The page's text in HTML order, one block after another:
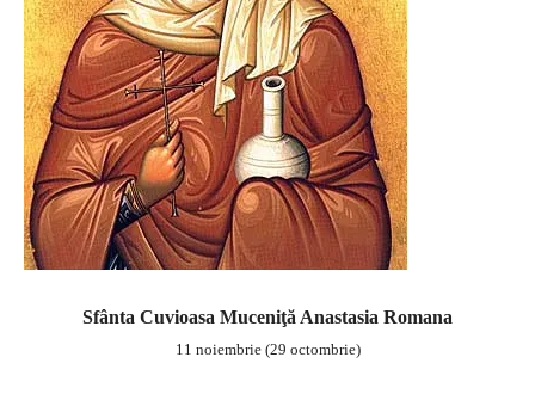
Sfânta Cuvioasa Muceniţă Anastasia Romana
11 noiembrie (29 octombrie)